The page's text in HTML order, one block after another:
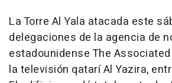
La Torre Al Yala atacada este
delegaciones de la agencia de
estadounidense The
la televisión qatarí Al Yazira,